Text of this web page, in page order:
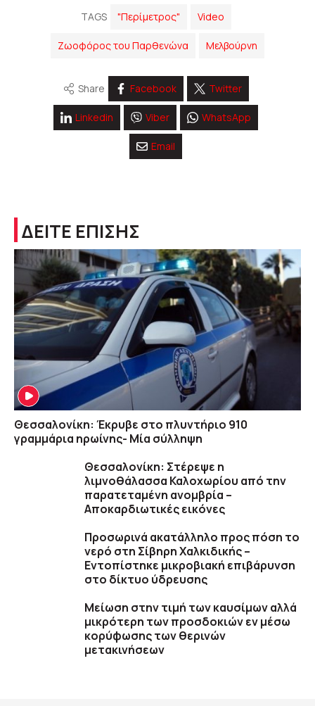
TAGS "Περίμετρος" Video
Ζωοφόρος του Παρθενώνα Μελβούρνη
Share Facebook Twitter
Linkedin Viber WhatsApp
Email
ΔΕΙΤΕ ΕΠΙΣΗΣ
Θεσσαλονίκη: Έκρυβε στο πλυντήριο 910
γραμμάρια ηρωίνης- Μία σύλληψη
Θεσσαλονίκη: Στέρεψε η
λιμνοθάλασσα Καλοχωρίου από την
παρατεταμένη ανομβρία –
Αποκαρδιωτικές εικόνες
Προσωρινά ακατάλληλο προς πόση το
νερό στη Σίβηρη Χαλκιδικής –
Εντοπίστηκε μικροβιακή επιβάρυνση
στο δίκτυο ύδρευσης
Μείωση στην τιμή των καυσίμων αλλά
μικρότερη των προσδοκιών εν μέσω
κορύφωσης των θερινών
μετακινήσεων